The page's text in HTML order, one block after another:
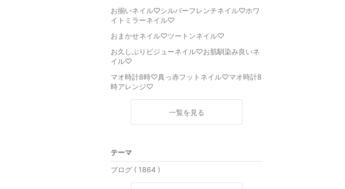
お揃いネイル♡シルバーフレンチネイル♡ホワ
イトミラーネイル♡
おまかせネイル♡ツートンネイル♡
お久しぶりビジューネイル♡お肌馴染み良いネ
イル♡
マオ時計8時♡真っ赤フットネイル♡マオ時計8
時アレンジ♡
一覧を見る
テーマ
ブログ ( 1864 )